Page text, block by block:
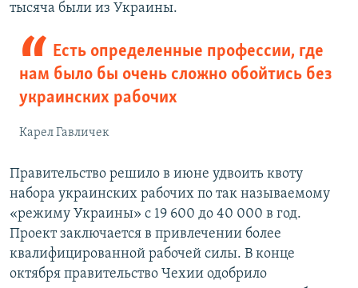
тысяча были из Украины.
Есть определенные профессии, где
нам было бы очень сложно обойтись без
украинских рабочих
Карел Гавличек
Правительство решило в июне удвоить квоту
набора украинских рабочих по так называемому
«режиму Украины» с 19 600 до 40 000 в год.
Проект заключается в привлечении более
квалифицированной рабочей силы. В конце
октября правительство Чехии одобрило